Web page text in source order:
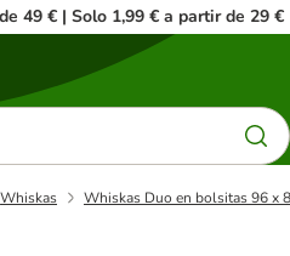
49 € | Solo 1,99 € a partir de 29 €
Whiskas Whiskas Duo en bolsitas 96 x